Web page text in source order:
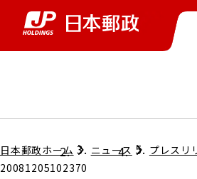
グループ情報トッ
株主・投資家情報
ニューストップ
サステナビリティ
採用情報トップ
日本郵政ホーム ニュース
プレスリ
20081205102370